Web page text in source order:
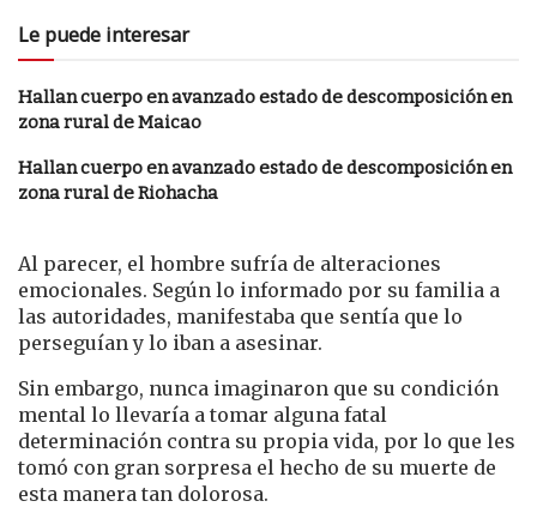
Le puede interesar
Hallan cuerpo en avanzado estado de descomposición en
zona rural de Maicao
Hallan cuerpo en avanzado estado de descomposición en
zona rural de Riohacha
Al parecer, el hombre sufría de alteraciones
emocionales. Según lo informado por su familia a
las autoridades, manifestaba que sentía que lo
perseguían y lo iban a asesinar.
Sin embargo, nunca imaginaron que su condición
mental lo llevaría a tomar alguna fatal
determinación contra su propia vida, por lo que les
tomó con gran sorpresa el hecho de su muerte de
esta manera tan dolorosa.